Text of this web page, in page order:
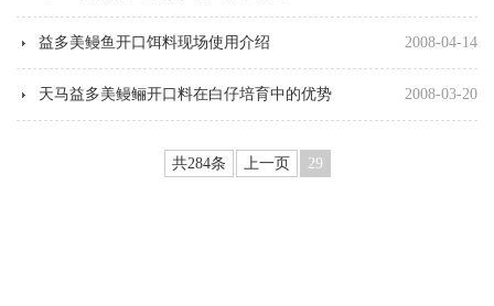
2008-04-14
益多美鳗鱼开口饵料现场使用介绍
2008-03-20
天马益多美鳗鲡开口料在白仔培育中的优势
共284条 上一页 29